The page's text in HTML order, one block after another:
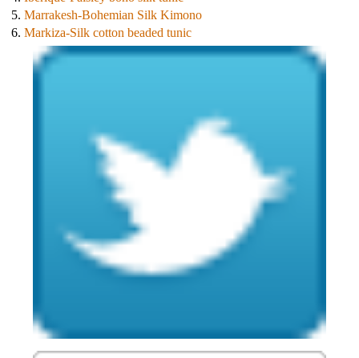
5. Marrakesh-Bohemian Silk Kimono
6. Markiza-Silk cotton beaded tunic